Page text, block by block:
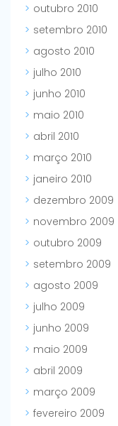
outubro 2010
setembro 2010
agosto 2010
julho 2010
junho 2010
maio 2010
abril 2010
março 2010
janeiro 2010
dezembro 2009
novembro 2009
outubro 2009
setembro 2009
agosto 2009
julho 2009
junho 2009
maio 2009
abril 2009
março 2009
fevereiro 2009